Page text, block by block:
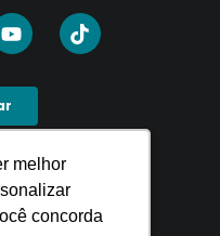
melhor
concorda
melhor
concorda